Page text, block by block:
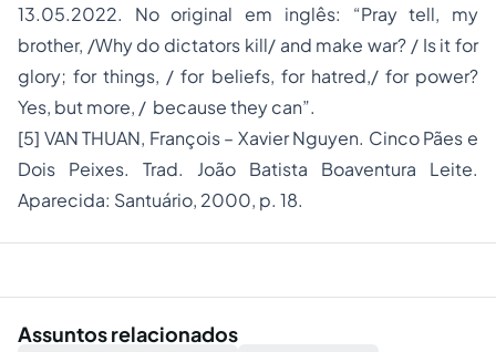
13.05.2022. No original em inglês: “Pray tell, my
brother, /Why do dictators kill/ and make war? / Is it for
glory; for things, / for beliefs, for hatred,/ for power?
Yes, but more, / because they can”.
[5] VAN THUAN, François – Xavier Nguyen. Cinco Pães e
Dois Peixes. Trad. João Batista Boaventura Leite.
Aparecida: Santuário, 2000, p. 18.
Assuntos relacionados